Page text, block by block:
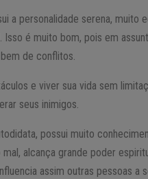
a personalidade serena, muito
é muito bom, pois em
de conflitos.
e viver sua vida sem
seus inimigos.
possui muito
alcança grande poder
assim outras pessoas a